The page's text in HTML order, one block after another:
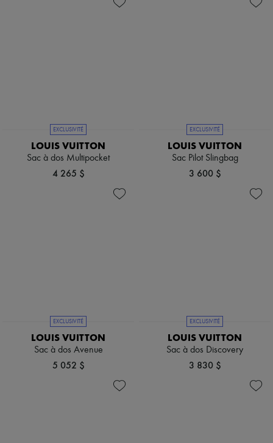
EXCLUSIVITÉ
LOUIS VUITTON
Sac à dos Multipocket
4 265 $
EXCLUSIVITÉ
LOUIS VUITTON
Sac Pilot Slingbag
3 600 $
EXCLUSIVITÉ
LOUIS VUITTON
Sac à dos Avenue
5 052 $
EXCLUSIVITÉ
LOUIS VUITTON
Sac à dos Discovery
3 830 $